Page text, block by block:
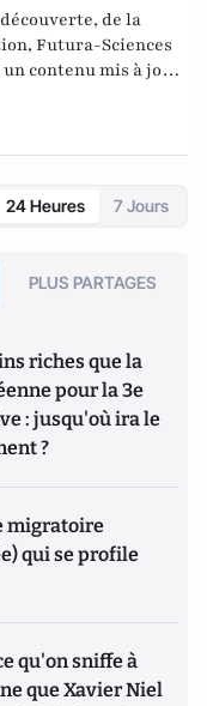
de la
Futura-Sciences
contenu mis à jour
illustré.
24 Heures 7 Jours
PLUS PARTAGES
riches que la
pour la 3e
: jusqu'où ira le
?
migratoire
qui se profile
qu'on sniffe à
que Xavier Niel